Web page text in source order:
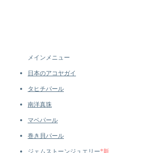
availability may vary at the time
of purchase.more details...
AAA, Very Thick Nacre, White,
Accessories: 0.92 ct SI Quality
Natural Diamond
Metal Weight: 3.5 g of 18k White
Gold
メインメニュー
日本のアコヤガイ
タヒチパール
南洋真珠
マベパール
巻き貝パール
ジェムストーンジュエリー*新